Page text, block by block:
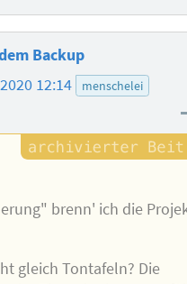
Backup
12:14 menschelei
brenn' ich die
gleich Tontafeln? Die